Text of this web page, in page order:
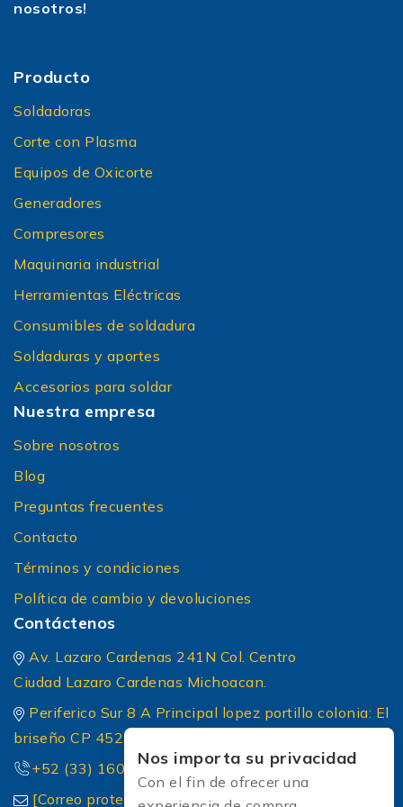
nosotros!
Producto
Soldadoras
Corte con Plasma
Equipos de Oxicorte
Generadores
Compresores
Maquinaria industrial
Herramientas Eléctricas
Consumibles de soldadura
Soldaduras y aportes
Accesorios para soldar
Nuestra empresa
Sobre nosotros
Blog
Preguntas frecuentes
Contacto
Términos y condiciones
Política de cambio y devoluciones
Contáctenos
Av. Lazaro Cardenas 241N Col. Centro
Ciudad Lazaro Cardenas Michoacan.
Periferico Sur 8 A Principal lopez portillo colonia: El
briseño CP 45236 Zapopan Jalisco
+52 (33) 1604 5032
[Correo protected]
Nos importa su privacidad
Con el fin de ofrecer una